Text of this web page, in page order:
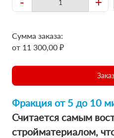
Сумма заказа:
от 11 300,00 ₽
Фракция от 5 до 10
Считается самым
стройматериалом,